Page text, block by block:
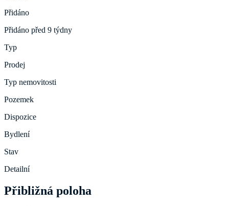
Přidáno
Přidáno před 9 týdny
Typ
Prodej
Typ nemovitosti
Pozemek
Dispozice
Bydlení
Stav
Detailní
Přibližná poloha